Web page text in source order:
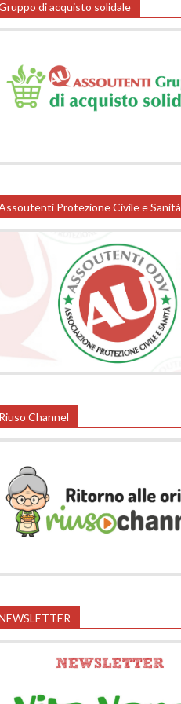
di acquisto solidale
Protezione Civile e Sanità
Riuso Channel